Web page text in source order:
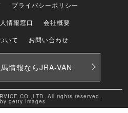
プライバシーポリシー
情報窓口
会社概要
いて
お問い合わせ
情報ならJRA-VAN
CO.,LTD. All rights reserved.
getty Images